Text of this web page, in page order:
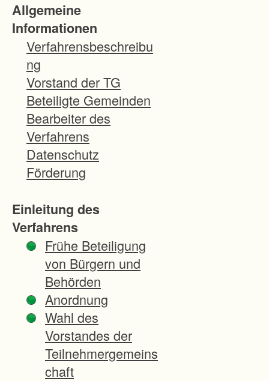
Allgemeine
Informationen
Verfahrensbeschreibu
ng
Vorstand der TG
Beteiligte Gemeinden
Bearbeiter des
Verfahrens
Datenschutz
Förderung
Einleitung des
Verfahrens
Frühe Beteiligung
von Bürgern und
Behörden
Anordnung
Wahl des
Vorstandes der
Teilnehmergemeins
chaft